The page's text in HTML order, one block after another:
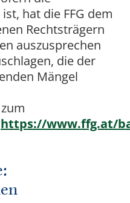
hat die FFG dem
Rechtsträgern
auszusprechen
die der
Mängel
https://www.ffg.at/